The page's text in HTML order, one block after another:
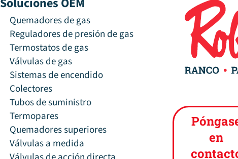
Quemadores de gas
Reguladores de presión de gas
Termostatos de gas
Válvulas de gas
Sistemas de encendido
Colectores
Tubos de suministro
Termopares
Quemadores superiores
Válvulas a medida
en